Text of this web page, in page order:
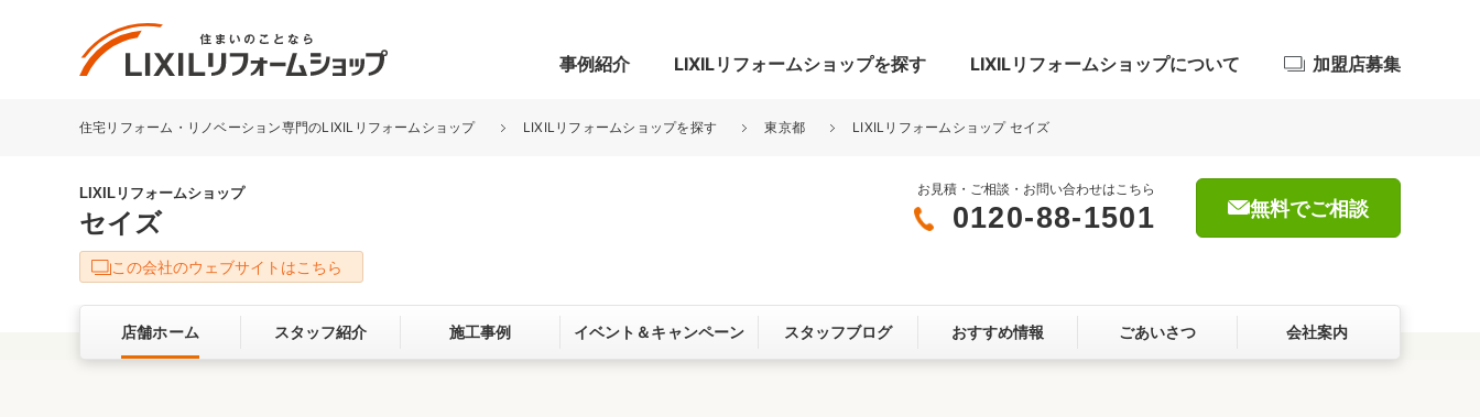
事例紹介
リフォーム事例を探す
キッチン
洗面化粧室 トイレ 玄関まわり 門まわり 屋根・外壁
ベランダ・バルコニー ガーデンスペース カースペース
LIXILリフォームショップを探す LIXILリフォームショップについて
LIXILリフォームショップについて
サービス向上・品質改善の取り組み お客さま満足度アンケート
ここちいい暮らしをつくる、価値・性能向上
加盟店募集
住宅リフォーム・リノベーション専門のLIXILリフォームショップ LIXILリフォームショップを探す 東京都 LIXILリフォームショップ セイズ
LIXILリフォームショップ
セイズ
お見積・ご相談・お問い合わせはこちら
0120-88-1501 無料でご相談
この会社のウェブサイトはこちら
店舗ホーム スタッフ紹介 施工事例 イベント＆キャンペーン スタッフブログ おすすめ情報 ごあいさつ 会社案内